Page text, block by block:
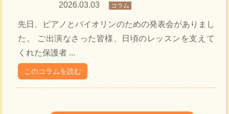
2026.03.03 コラム
先日、ピアノとバイオリンのための発表会がありまし
た。 ご出演なさった皆様、日頃のレッスンを支えて
くれた保護者 ...
このコラムを読む